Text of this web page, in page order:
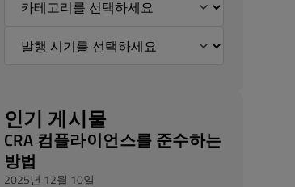
인기 게시물
CRA 컴플라이언스를 준수하는
방법
2025년 12월 10일